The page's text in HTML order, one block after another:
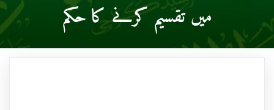
میں تقسیم کرنے کا حکم